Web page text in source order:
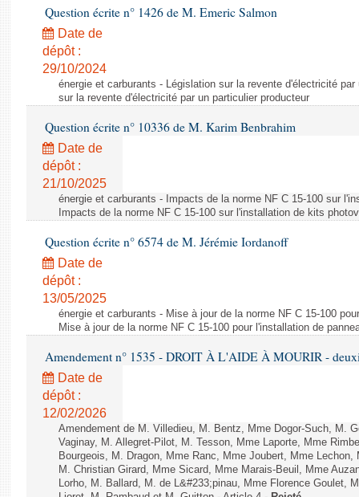
Question écrite n° 1426 de M. Emeric Salmon
Date de
dépôt :
29/10/2024
énergie et carburants - Législation sur la revente d'électricité
sur la revente d'électricité par un particulier producteur
Question écrite n° 10336 de M. Karim Benbrahim
Date de
dépôt :
21/10/2025
énergie et carburants - Impacts de la norme NF C 15-100 sur
Impacts de la norme NF C 15-100 sur l'installation de kits
Question écrite n° 6574 de M. Jérémie Iordanoff
Date de
dépôt :
13/05/2025
énergie et carburants - Mise à jour de la norme NF C 15-100
Mise à jour de la norme NF C 15-100 pour l'installation de
Amendement n° 1535 - DROIT À L'AIDE À MOURIR -
Date de
dépôt :
12/02/2026
Amendement de M. Villedieu, M. Bentz, Mme Dogor-Such, M.
Vaginay, M. Allegret-Pilot, M. Tesson, Mme Laporte, Mme
Bourgeois, M. Dragon, Mme Ranc, Mme Joubert, Mme
M. Christian Girard, Mme Sicard, Mme Marais-Beuil, Mme
Lorho, M. Ballard, M. de L&#233;pinau, Mme Florence Goulet,